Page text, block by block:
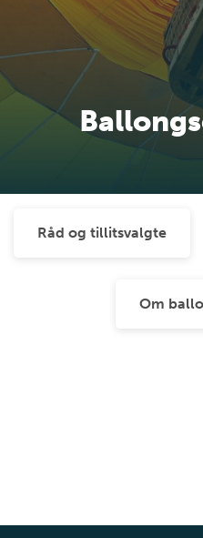
Råd og tillitsvalgte
Om